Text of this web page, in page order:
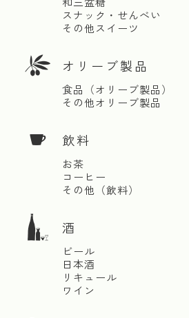
スナック・せんべい
その他スイーツ
オリーブ製品
食品（オリーブ製品）
その他オリーブ製品
飲料
お茶
コーヒー
その他（飲料）
酒
ビール
日本酒
リキュール
ワイン